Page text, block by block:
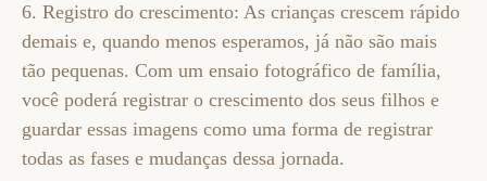
6. Registro do crescimento: As crianças crescem rápido
demais e, quando menos esperamos, já não são mais
tão pequenas. Com um ensaio fotográfico de família,
você poderá registrar o crescimento dos seus filhos e
guardar essas imagens como uma forma de registrar
todas as fases e mudanças dessa jornada.